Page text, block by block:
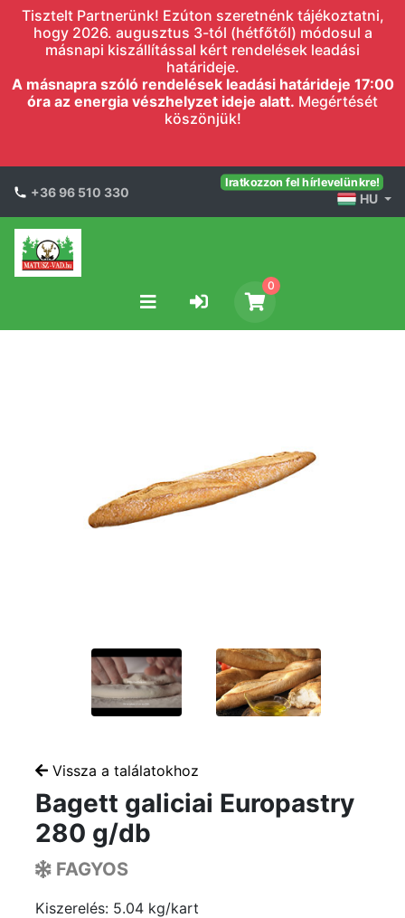
Tisztelt Partnerünk! Ezúton szeretnénk tájékoztatni,
hogy 2026. augusztus 3-tól (hétfőtől) módosul a
másnapi kiszállítással kért rendelések leadási
határideje.
A másnapra szóló rendelések leadási határideje 17:00
óra az energia vészhelyzet ideje alatt. Megértését
köszönjük!
+36 96 510 330
Iratkozzon fel hírlevelünkre!
HU
0
Vissza a találatokhoz
Bagett galiciai Europastry
280 g/db
FAGYOS
Kiszerelés: 5.04 kg/kart